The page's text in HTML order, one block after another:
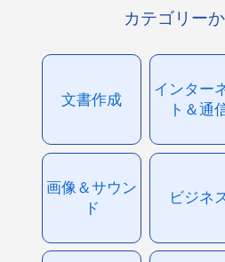
カテゴリー
文書作成
インター
ト＆通
画像＆サウン
ド
ビジネ